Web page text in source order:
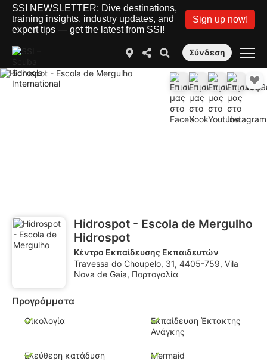
SSI NEWSLETTER: Dive destinations,
training insights, industry updates, and
expert tips — get the latest from SSI!
Sign up now!
Σύνδεση
Hidrospot - Escola de Mergulho
Hidrospot
Κέντρο Εκπαίδευσης Εκπαιδευτών
Travessa do Choupelo, 31, 4405-759, Vila
Nova de Gaia, Πορτογαλία
Προγράμματα
Οικολογία
Εκπαίδευση Έκτακτης
Ανάγκης
Ελεύθερη κατάδυση Mermaid